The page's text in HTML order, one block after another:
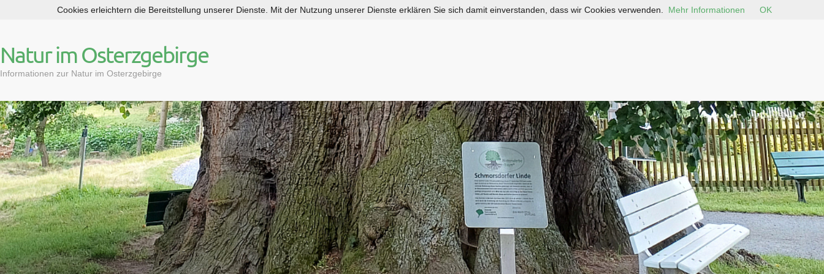
p
t
c
o
n
t
e
n
t
Natur im Osterzgebirge
Informationen zur Natur im Osterzgebirge
Cookies erleichtern die Bereitstellung unserer Dienste. Mit der Nutzung unserer Dienste erklären Sie sich damit einverstanden, dass wir Cookies verwenden. Mehr Informationen OK